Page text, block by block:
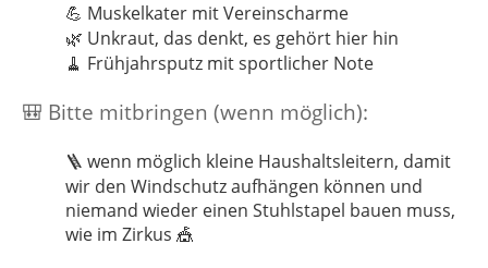
💪 Muskelkater mit Vereinscharme
🌿 Unkraut, das denkt, es gehört hier hin
🧹 Frühjahrsputz mit sportlicher Note
🎒 Bitte mitbringen (wenn möglich):
🪜 wenn möglich kleine Haushaltsleitern, damit
wir den Windschutz aufhängen können und
niemand wieder einen Stuhlstapel bauen muss,
wie im Zirkus 🎪